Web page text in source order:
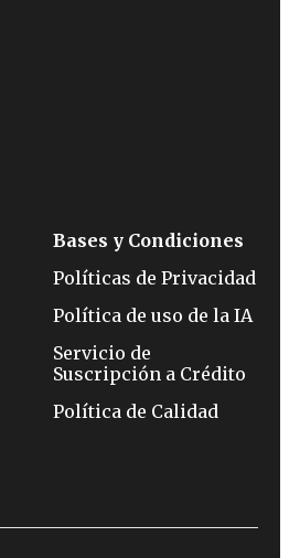
Bases y Condiciones
Políticas de Privacidad
Política de uso de la IA
Servicio de
Suscripción a Crédito
Política de Calidad